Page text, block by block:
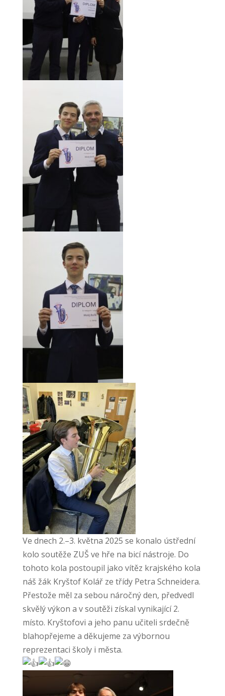
Ve dnech 2.–3. května 2025 se konalo ústřední
kolo soutěže ZUŠ ve hře na bicí nástroje. Do
tohoto kola postoupil jako vítěz krajského kola
náš žák Kryštof Kolář ze třídy Petra Schneidera.
Přestože měl za sebou náročný den, předvedl
skvělý výkon a v soutěži získal vynikající 2.
místo. Kryštofovi a jeho panu učiteli srdečně
blahopřejeme a děkujeme za výbornou
reprezentaci školy i města.